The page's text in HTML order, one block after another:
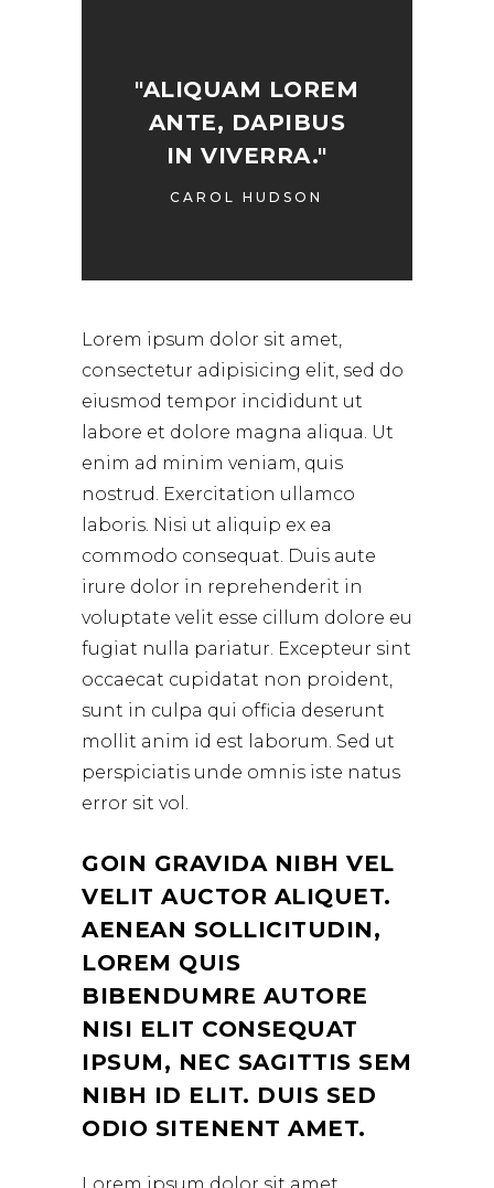
"ALIQUAM LOREM
ANTE, DAPIBUS
IN VIVERRA."
CAROL HUDSON
Lorem ipsum dolor sit amet,
consectetur adipisicing elit, sed do
eiusmod tempor incididunt ut
labore et dolore magna aliqua. Ut
enim ad minim veniam, quis
nostrud. Exercitation ullamco
laboris. Nisi ut aliquip ex ea
commodo consequat. Duis aute
irure dolor in reprehenderit in
voluptate velit esse cillum dolore eu
fugiat nulla pariatur. Excepteur sint
occaecat cupidatat non proident,
sunt in culpa qui officia deserunt
mollit anim id est laborum. Sed ut
perspiciatis unde omnis iste natus
error sit vol.
GOIN GRAVIDA NIBH VEL
VELIT AUCTOR ALIQUET.
AENEAN SOLLICITUDIN,
LOREM QUIS
BIBENDUMRE AUTORE
NISI ELIT CONSEQUAT
IPSUM, NEC SAGITTIS SEM
NIBH ID ELIT. DUIS SED
ODIO SITENENT AMET.